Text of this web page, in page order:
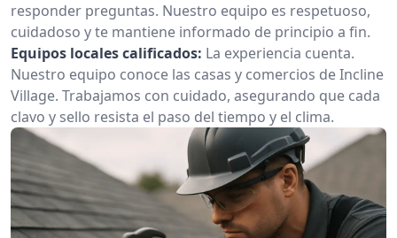
responder preguntas. Nuestro equipo es respetuoso,
cuidadoso y te mantiene informado de principio a fin.
Equipos locales calificados: La experiencia cuenta.
Nuestro equipo conoce las casas y comercios de Incline
Village. Trabajamos con cuidado, asegurando que cada
clavo y sello resista el paso del tiempo y el clima.